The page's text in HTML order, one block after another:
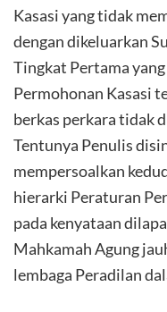
Kasasi yang tidak
dengan dikeluarkan
Tingkat Pertama
Permohonan Kasasi
berkas perkara tidak
Tentunya Penulis
mempersoalkan
hierarki Peraturan
pada kenyataan
Mahkamah Agung
lembaga Peradilan